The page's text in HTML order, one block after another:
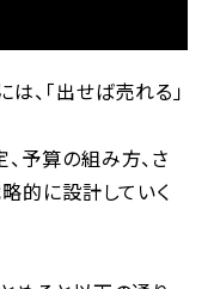
、「出せば売れる」
予算の組み方、さ
的に設計していく